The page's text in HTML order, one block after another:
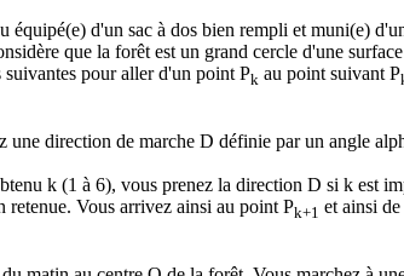
équipé(e) d'un sac à dos bien rempli et muni(e)
que la forêt est un grand cercle d'une
suivantes pour aller d'un point Pk au point suivant P
une direction de marche D définie par un angle
k (1 à 6), vous prenez la direction D si k est
retenue. Vous arrivez ainsi au point Pk+1 et ainsi